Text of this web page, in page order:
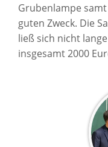
Grubenlampe
guten Zweck. Die
ließ sich nicht
insgesamt 2000